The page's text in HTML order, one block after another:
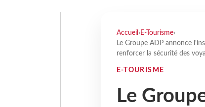
Accueil › E-Tourisme›
Le Groupe ADP annonce
renforcer la sécurité des
E-TOURISME
Le